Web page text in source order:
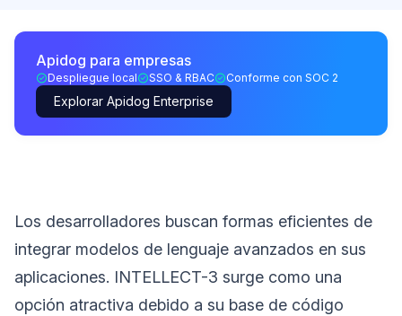
Apidog para empresas
Despliegue local SSO & RBAC Conforme con SOC 2
Explorar Apidog Enterprise
Los desarrolladores buscan formas eficientes de
integrar modelos de lenguaje avanzados en sus
aplicaciones. INTELLECT-3 surge como una
opción atractiva debido a su base de código